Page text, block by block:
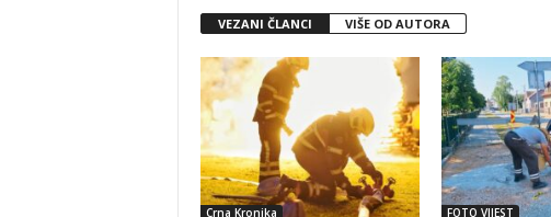
VEZANI ČLANCI VIŠE OD AUTORA
Crna Kronika FOTO VIJEST